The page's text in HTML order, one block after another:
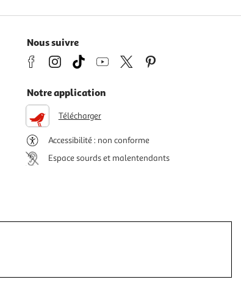
Nous suivre
Notre application
Télécharger
Accessibilité : non conforme
Espace sourds et malentendants